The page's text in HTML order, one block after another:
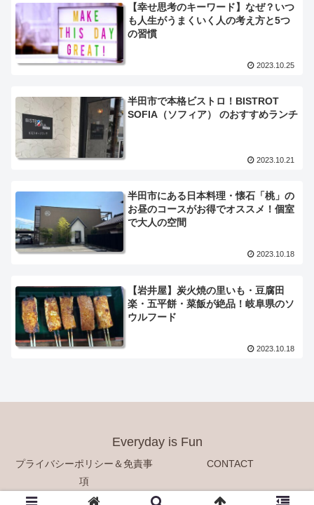
【幸せ思考のキーワード】なぜ？いつ
も人生がうまくいく人の考え方と5つ
の習慣
2023.10.25
半田市で本格ビストロ！BISTROT
SOFIA（ソフィア） のおすすめランチ
2023.10.21
半田市にある日本料理・懐石「桃」の
お昼のコースがお得でオススメ！個室
で大人の空間
2023.10.18
【岩井屋】炭火焼の里いも・豆腐田
楽・五平餅・菜飯が絶品！岐阜県のソ
ウルフード
2023.10.18
Everyday is Fun
プライバシーポリシー＆免責事
項
CONTACT